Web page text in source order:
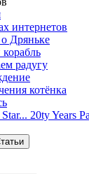
интернетов
Дряньке
радугу
котёнка
20ty Years